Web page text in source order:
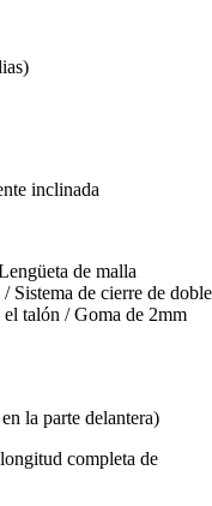
inclinada
de malla
Sistema de cierre de doble
talón / Goma de 2mm
la parte delantera)
completa de